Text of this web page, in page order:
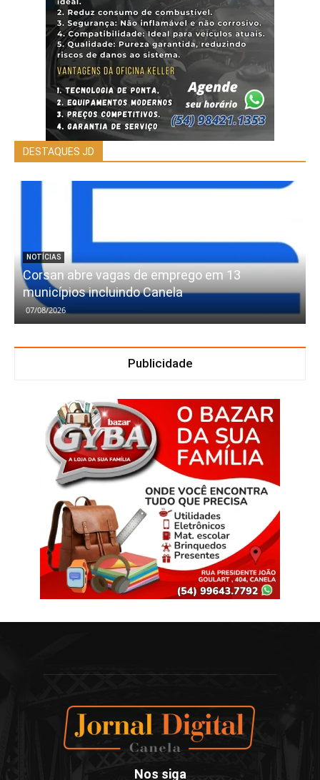
DESTAQUES JD
NOTÍCIAS
Corsan abre vagas de emprego em 13
municípios incluindo Canela
07/08/2026
Publicidade
Nos siga